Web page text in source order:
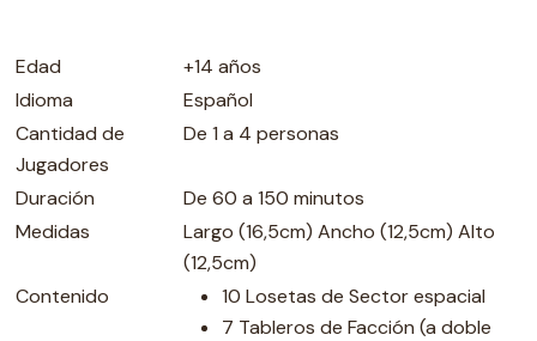
Edad
+14 años
Idioma
Español
Cantidad de
Jugadores
De 1 a 4 personas
Duración
De 60 a 150 minutos
Medidas
Largo (16,5cm) Ancho (12,5cm) Alto
(12,5cm)
Contenido
10 Losetas de Sector espacial
7 Tableros de Facción (a doble